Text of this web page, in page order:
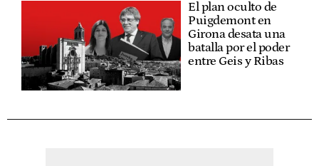
El plan oculto de
Puigdemont en
Girona desata una
batalla por el poder
entre Geis y Ribas